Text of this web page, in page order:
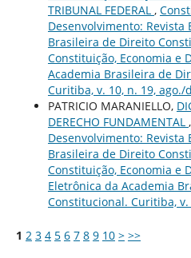
TRIBUNAL FEDERAL ,
Desenvolvimento: Revista
Brasileira de Direito
Constituição, Economia e
Academia Brasileira de
Curitiba, v. 10, n. 19, ago./
PATRICIO MARANIELLO,
DERECHO FUNDAMENTAL ,
Desenvolvimento: Revista
Brasileira de Direito
Constituição, Economia e
Eletrônica da Academia
Constitucional. Curitiba, v.
1 2 3 4 5 6 7 8 9 10 > >>